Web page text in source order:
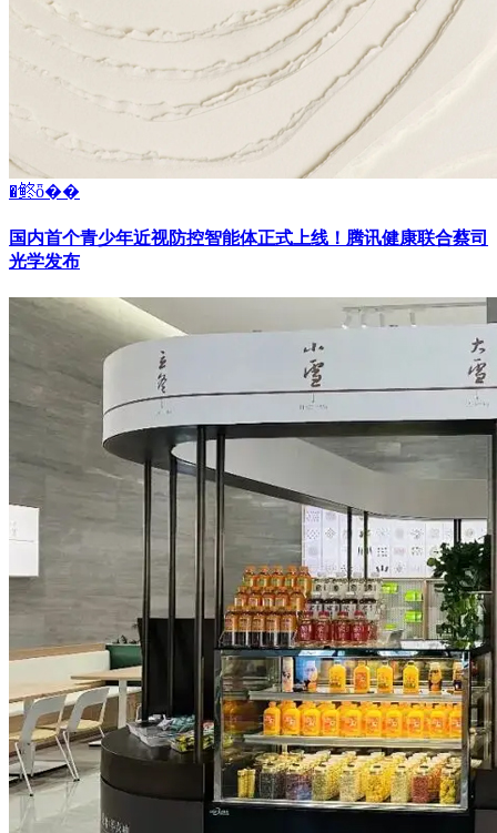
�鿴ȫ��
国内首个青少年近视防控智能体正式上线！腾讯健康联合蔡司
光学发布